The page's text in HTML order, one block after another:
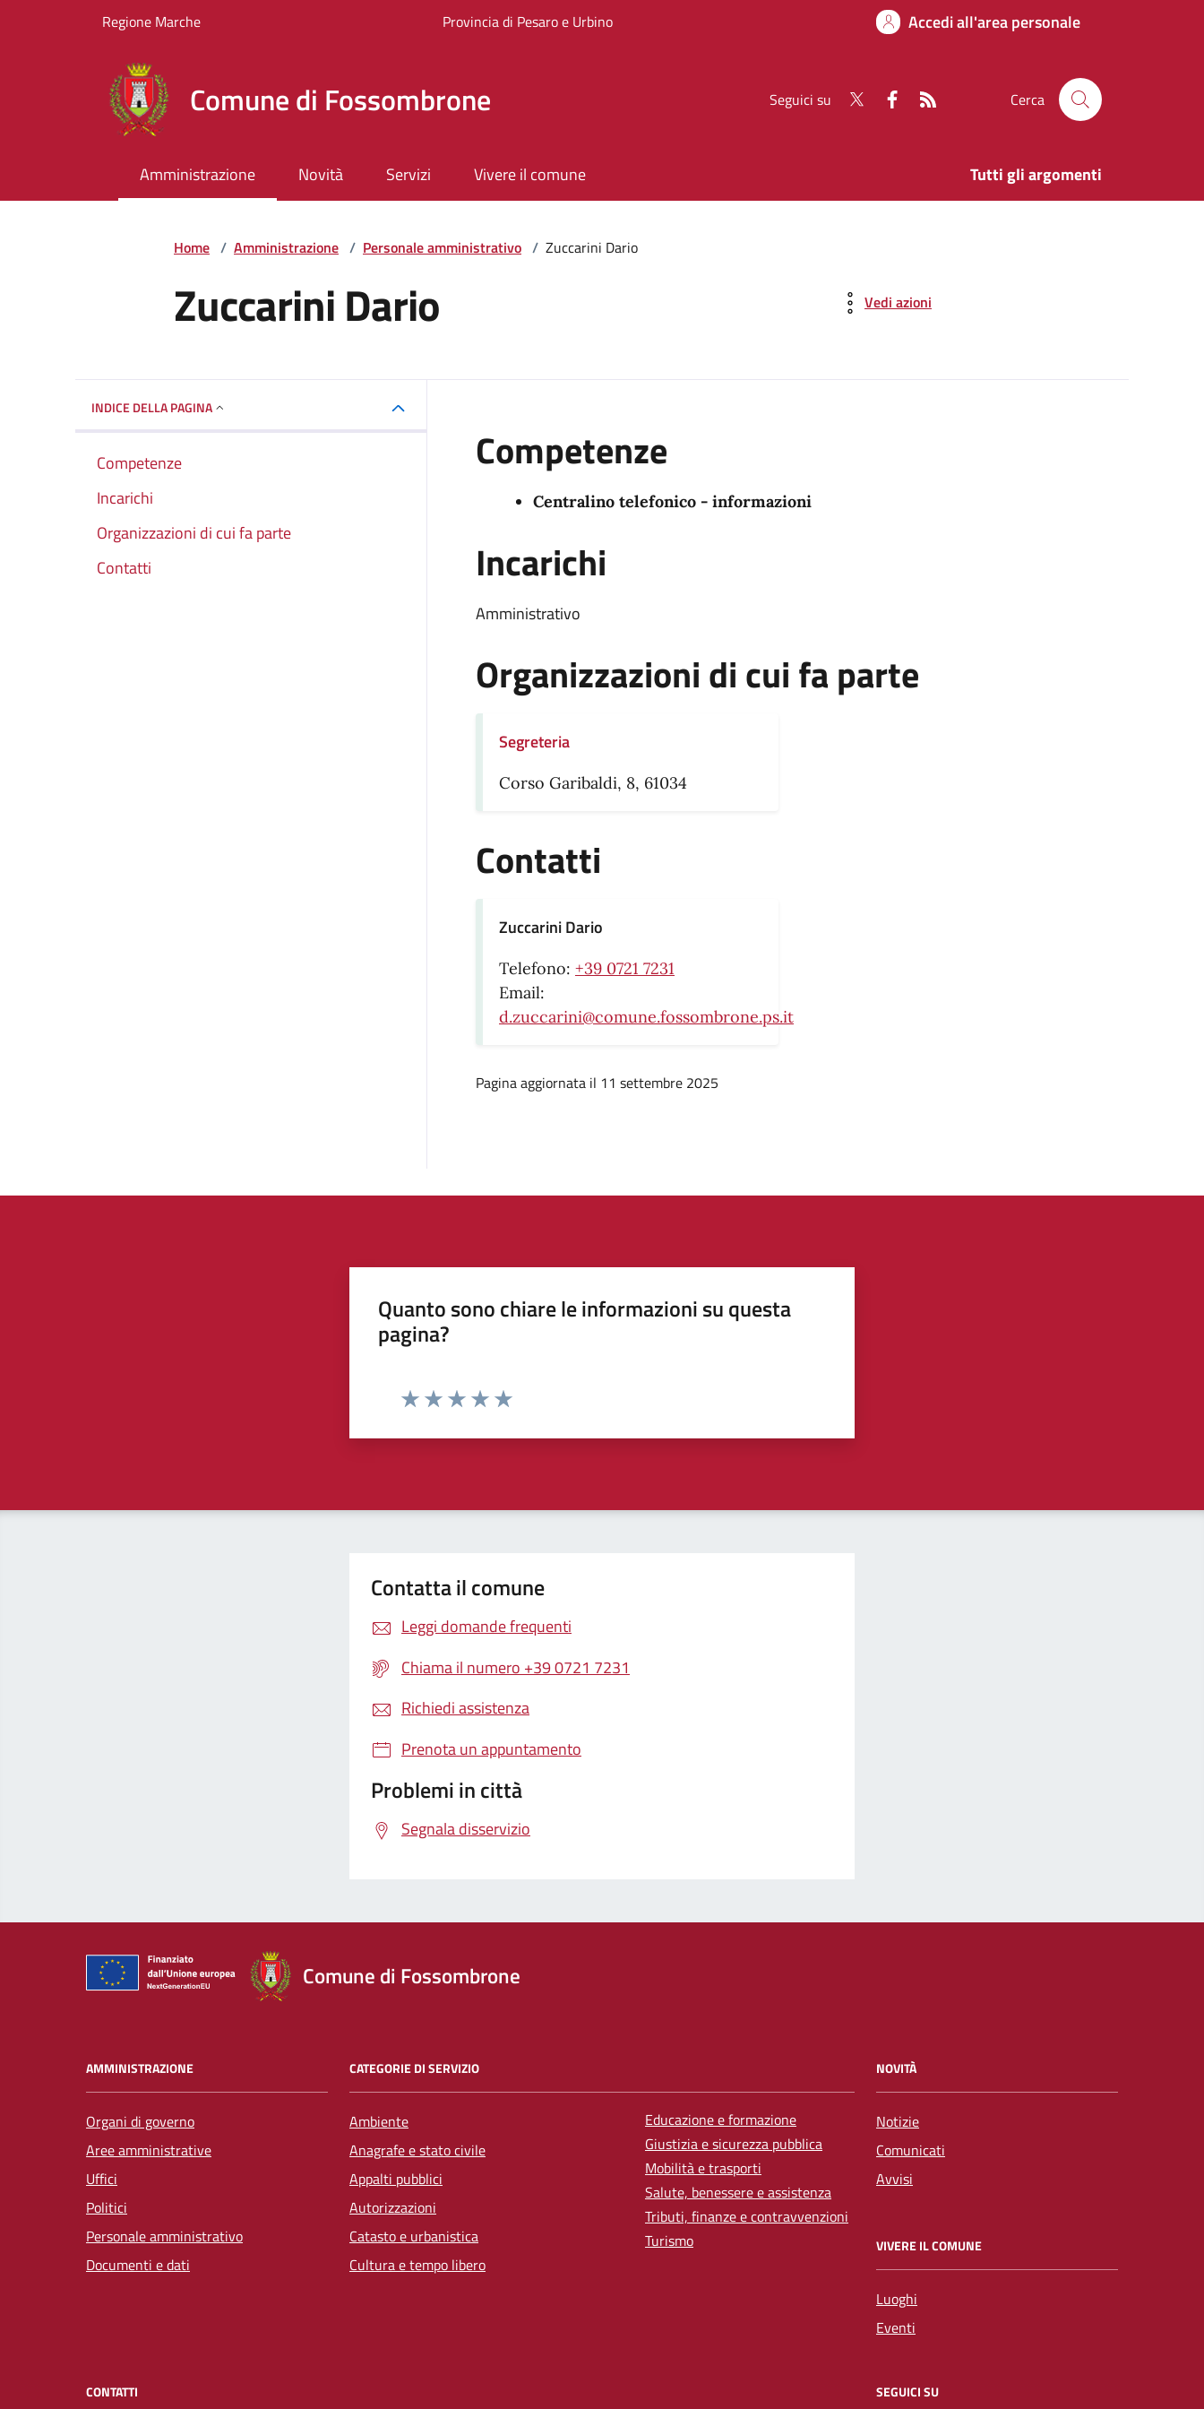
Vai ai contenutiRegione Marche Provincia di Pesaro e Urbino Accedi all'area personale
Comune di Fossombrone Seguici su Cerca
Amministrazione Novità Servizi Vivere il comune Tutti gli argomenti
Home / Amministrazione / Personale amministrativo / Zuccarini Dario
Zuccarini Dario Vedi azioni
INDICE DELLA PAGINA
Competenze
Incarichi
Organizzazioni di cui fa parte
Contatti
Competenze
Centralino telefonico - informazioni
Incarichi
Amministrativo
Organizzazioni di cui fa parte
Segreteria
Corso Garibaldi, 8, 61034
Contatti
Zuccarini Dario
Telefono: +39 0721 7231
Email:
d.zuccarini@comune.fossombrone.ps.it
Pagina aggiornata il 11 settembre 2025
Quanto sono chiare le informazioni su questa
pagina?
Valuta da 1 a 5 stelle la pagina
Contatta il comune
Leggi domande frequenti
Chiama il numero +39 0721 7231
Richiedi assistenza
Prenota un appuntamento
Problemi in città
Segnala disservizio
Comune di Fossombrone
AMMINISTRAZIONE
Organi di governo
Aree amministrative
Uffici
Politici
Personale amministrativo
Documenti e dati
CATEGORIE DI SERVIZIO
Ambiente
Anagrafe e stato civile
Appalti pubblici
Autorizzazioni
Catasto e urbanistica
Cultura e tempo libero
Educazione e formazione
Giustizia e sicurezza pubblica
Mobilità e trasporti
Salute, benessere e assistenza
Tributi, finanze e contravvenzioni
Turismo
NOVITÀ
Notizie
Comunicati
Avvisi
VIVERE IL COMUNE
Luoghi
Eventi
CONTATTI SEGUICI SU